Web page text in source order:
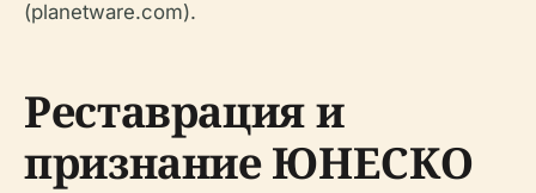
(planetware.com).
Реставрация и
признание ЮНЕСКО